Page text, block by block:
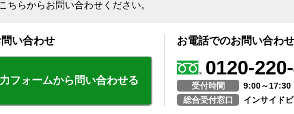
ちらからお問い合わせください。
い合わせ
フォームから問い合わせる
お電話でのお問い合わせ
0120-
受付時間
9:00～17:30
総合受付窓口
インサイド